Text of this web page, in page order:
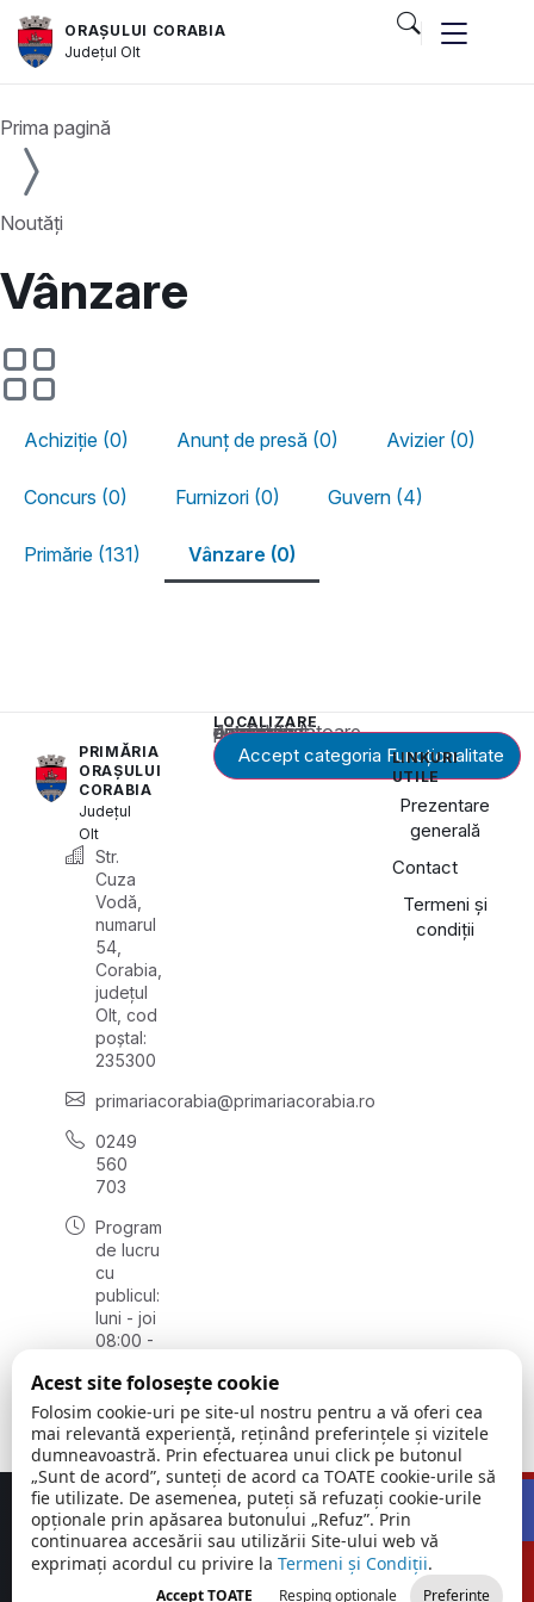
ORAȘULUI CORABIA
JudețulOlt
Prima pagină
Noutăți
Vânzare
Achiziție (0) Anunț de presă (0) Avizier (0)
Concurs (0) Furnizori (0) Guvern (4)
Primărie (131) Vânzare (0)
PRIMĂRIA
ORAȘULUI
CORABIA
Județul
Olt
Str.
Cuza
Vodă,
numarul
54,
Corabia,
județul
Olt, cod
poștal:
235300
primariacorabia@primariacorabia.ro
0249
560
703
Program
de lucru
cu
publicul:
luni - joi
08:00 -
vineri
8:00 -
14:00
LOCALIZARE
Acest conținut este blocat până când acceptați categoria corespunzătoare de cookie-uri.
Accept categoria Funcționalitate
LINKURI
UTILE
Prezentare
generală
Contact
Termeni și
condiții
Orașul
Corabia |
©
2026
Toate
drepturile
Concept realizat deBig Media Relații Publice SRL
Acest site folosește cookie
Folosim cookie-uri pe site-ul nostru pentru a vă oferi cea
mai relevantă experiență, reținând preferințele și vizitele
dumneavoastră. Prin efectuarea unui click pe butonul
„Sunt de acord”, sunteți de acord ca TOATE cookie-urile să
fie utilizate. De asemenea, puteți să refuzați cookie-urile
opționale prin apăsarea butonului „Refuz”. Prin
continuarea accesării sau utilizării Site-ului web vă
exprimați acordul cu privire la Termeni și Condiții.
Accept TOATE Resping opționale Preferințe